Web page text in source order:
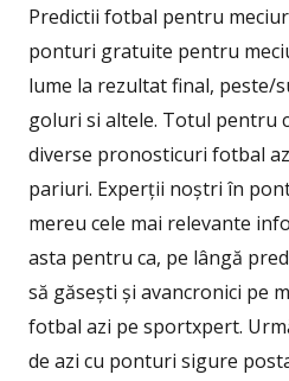
Predictii fotbal pentru
ponturi gratuite pentru
lume la rezultat final, peste/
goluri si altele. Totul pentru
diverse pronosticuri fotbal
pariuri. Experții noștri în
mereu cele mai relevante
asta pentru ca, pe lângă
să găsești și avancronici pe
fotbal azi pe sportxpert.
de azi cu ponturi sigure